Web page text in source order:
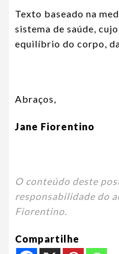
Texto baseado na
sistema de saúde,
equilíbrio do corpo,
Abraços,
Jane Fiorentino
O conteúdo deste
responsabilidade do
Fiorentino.
Compartilhe